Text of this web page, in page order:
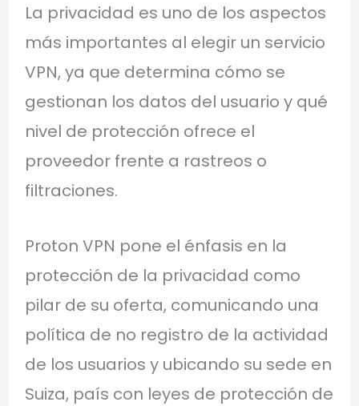
La privacidad es uno de los aspectos
más importantes al elegir un servicio
VPN, ya que determina cómo se
gestionan los datos del usuario y qué
nivel de protección ofrece el
proveedor frente a rastreos o
filtraciones.
Proton VPN pone el énfasis en la
protección de la privacidad como
pilar de su oferta, comunicando una
política de no registro de la actividad
de los usuarios y ubicando su sede en
Suiza, país con leyes de protección de